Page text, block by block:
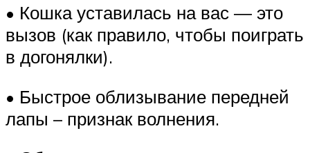
• Кошка уставилась на вас — это
вызов (как правило, чтобы поиграть
в догонялки).
• Быстрое облизывание передней
лапы – признак волнения.